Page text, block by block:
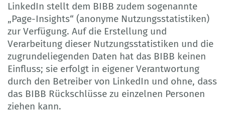
LinkedIn stellt dem BIBB zudem sogenannte
„Page-Insights“ (anonyme Nutzungsstatistiken)
zur Verfügung. Auf die Erstellung und
Verarbeitung dieser Nutzungsstatistiken und die
zugrundeliegenden Daten hat das BIBB keinen
Einfluss; sie erfolgt in eigener Verantwortung
durch den Betreiber von LinkedIn und ohne, dass
das BIBB Rückschlüsse zu einzelnen Personen
ziehen kann.